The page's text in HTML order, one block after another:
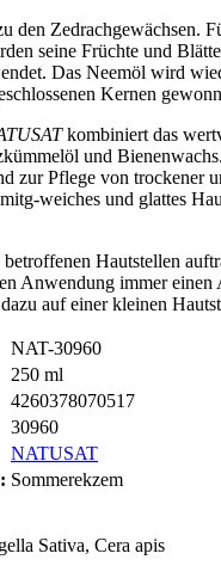
den Zedrachgewächsen.
seine Früchte und
Das Neemöl wird
Kernen
kombiniert das
und
zur Pflege von trockener
weiches und glattes
Hautstellen
Anwendung immer einen
auf einer kleinen
NAT-30960
250 ml
4260378070517
30960
NATUSAT
Sommerekzem
Sativa, Cera apis